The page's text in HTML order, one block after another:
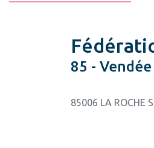
85 - Vendée
85006 LA ROCHE